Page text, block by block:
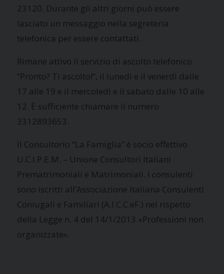
23120. Durante gli altri giorni può essere
lasciato un messaggio nella segreteria
telefonica per essere contattati.
Rimane attivo il servizio di ascolto telefonico
“Pronto? Ti ascolto!”, il lunedì e il venerdì dalle
17 alle 19 e il mercoledì e il sabato dalle 10 alle
12. È sufficiente chiamare il numero
3312893653.
Il Consultorio “La Famiglia” è socio effettivo
U.C.I.P.E.M. – Unione Consultori Italiani
Prematrimoniali e Matrimoniali. I consulenti
sono iscritti all’Associazione Italiana Consulenti
Coniugali e Familiari (A.I.C.C.eF.) nel rispetto
della Legge n. 4 del 14/1/2013 «Professioni non
organizzate».